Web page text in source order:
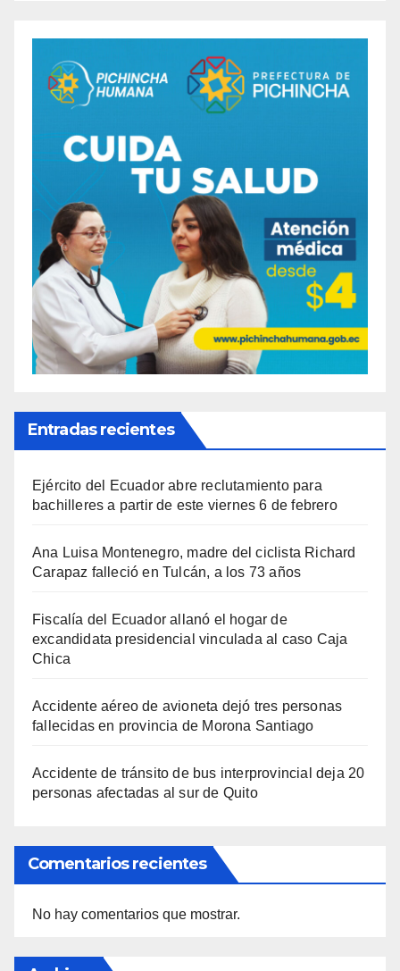
Entradas recientes
Ejército del Ecuador abre reclutamiento para
bachilleres a partir de este viernes 6 de febrero
Ana Luisa Montenegro, madre del ciclista Richard
Carapaz falleció en Tulcán, a los 73 años
Fiscalía del Ecuador allanó el hogar de
excandidata presidencial vinculada al caso Caja
Chica
Accidente aéreo de avioneta dejó tres personas
fallecidas en provincia de Morona Santiago
Accidente de tránsito de bus interprovincial deja 20
personas afectadas al sur de Quito
Comentarios recientes
No hay comentarios que mostrar.